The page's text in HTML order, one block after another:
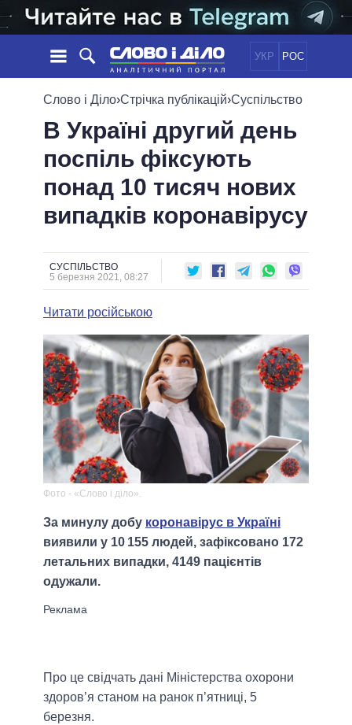
УКР РОС
НОВИНИ
СТРІЧКА
ПОДІЇ
СТАТТІ
ДУМКИ
ОГЛЯДИ
ДАЙДЖЕСТИ
ПОЛІТИКА
ЕКОНОМІКА
СУСПІЛЬСТВО
ОБIЦЯНКИ
ПОЛIТИКИ
УСІ ПОЛІТИКИ
ПРЕЗИДЕНТ І ОФІС
ВЕРХОВНА РАДА
КАБІНЕТ МІНІСТРІВ
МЕРИ МІСТ
ВСІ ПЕРСОНИ
ПІДТРИМАТИ
ПОРІВНЯННЯ ПОЛІТИКІВ
Слово і Діло›Стрічка публікацій›Суспільство
В Україні другий день
поспіль фіксують
понад 10 тисяч нових
випадків коронавірусу
СУСПІЛЬСТВО
5 березня 2021, 08:27
Читати російською
Фото - «Слово і діло».
За минулу добу коронавірус в Україні
виявили у 10 155 людей, зафіксовано 172
летальних випадки, 4149 пацієнтів
одужали.
Про це свідчать дані Міністерства охорони
здоров’я станом на ранок п’ятниці, 5
березня.